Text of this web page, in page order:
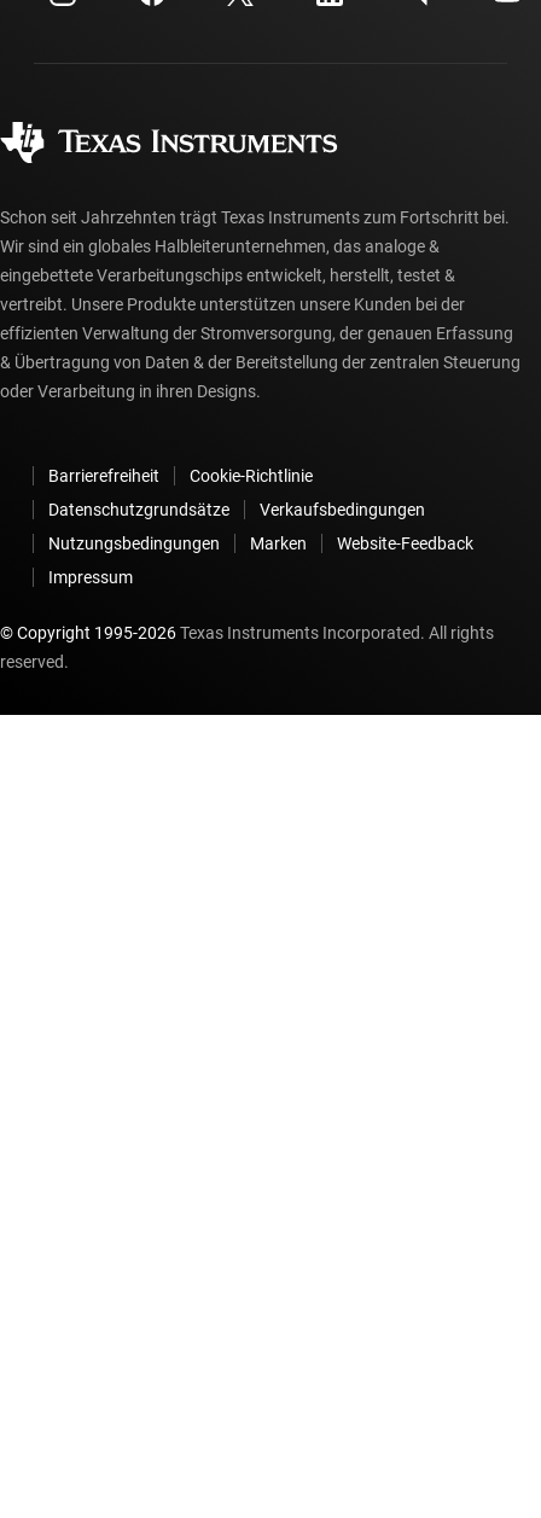
Investorenbeziehungen
Fertigung
myTI-Konto FAQs
Häufig gestellte Fragen zu Bestellungen
Schon seit Jahrzehnten trägt Texas Instruments zum Fortschritt bei.
Wir sind ein globales Halbleiterunternehmen, das analoge &
eingebettete Verarbeitungschips entwickelt, herstellt, testet &
vertreibt. Unsere Produkte unterstützen unsere Kunden bei der
effizienten Verwaltung der Stromversorgung, der genauen Erfassung
& Übertragung von Daten & der Bereitstellung der zentralen Steuerung
oder Verarbeitung in ihren Designs.
Barrierefreiheit
Cookie-Richtlinie
Datenschutzgrundsätze
Verkaufsbedingungen
Nutzungsbedingungen
Marken
Website-Feedback
Impressum
© Copyright 1995-2026Texas Instruments Incorporated. All rights
reserved.